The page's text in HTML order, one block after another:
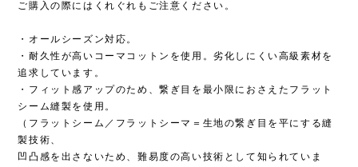
ご購入の際にはくれぐれもご注意ください。
・オールシーズン対応。
・耐久性が高いコーマコットンを使用。劣化しにくい高級素材を
追求しています。
・フィット感アップのため、繋ぎ目を最小限におさえたフラット
シーム縫製を使用。
（フラットシーム／フラットシーマ＝生地の繋ぎ目を平にする縫
製技術、
凹凸感を出さないため、難易度の高い技術として知られていま